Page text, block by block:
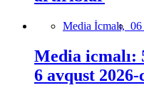
Media İcmalı, 06
Media icmalı:
6 avqust